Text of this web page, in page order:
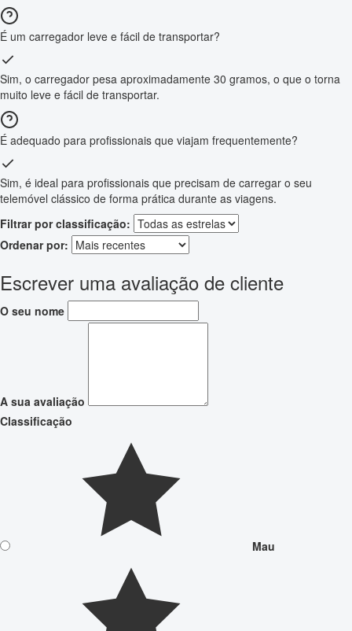
É um carregador leve e fácil de transportar?
Sim, o carregador pesa aproximadamente 30 gramos, o que o torna
muito leve e fácil de transportar.
É adequado para profissionais que viajam frequentemente?
Sim, é ideal para profissionais que precisam de carregar o seu
telemóvel clássico de forma prática durante as viagens.
Filtrar por classificação:
Ordenar por:
Escrever uma avaliação de cliente
O seu nome
A sua avaliação
Classificação
Mau